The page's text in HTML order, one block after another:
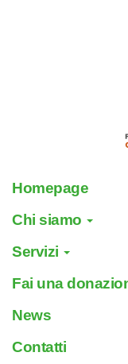
Homepage
Chi siamo
Servizi
Fai una
News
Contatti